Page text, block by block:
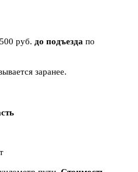
руб. до подъезда по
заранее.